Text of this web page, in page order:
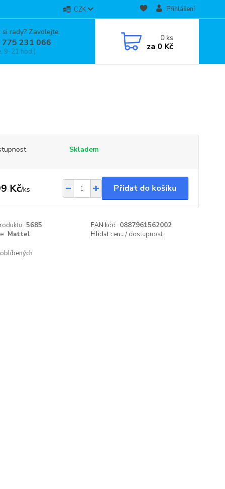
CZK Přihlášení
si rady? Zavolejte.
775 231 066
9-21 hod.)
0ks
za 0 Kč
Skladem
Kč/ks Přidat do košíku
5685 EAN kód: 0887961562002
Mattel Hlídat cenu / dostupnost